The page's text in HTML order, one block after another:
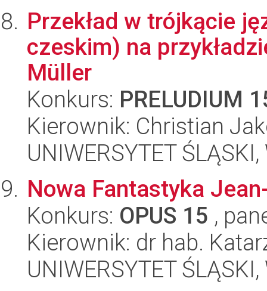
Przekład w trójkącie
czeskim) na
Müller
Konkurs: PRELUDIUM
Kierownik: Christian
UNIWERSYTET
Nowa Fantastyka
Konkurs: OPUS 15 ,
Kierownik: dr hab.
UNIWERSYTET